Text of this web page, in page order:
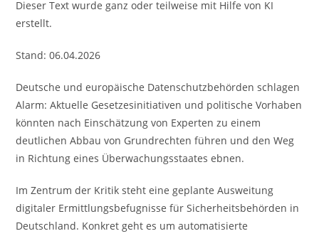
Dieser Text wurde ganz oder teilweise mit Hilfe von KI
erstellt.
Stand: 06.04.2026
Deutsche und europäische Datenschutzbehörden schlagen
Alarm: Aktuelle Gesetzesinitiativen und politische Vorhaben
könnten nach Einschätzung von Experten zu einem
deutlichen Abbau von Grundrechten führen und den Weg
in Richtung eines Überwachungsstaates ebnen.
Im Zentrum der Kritik steht eine geplante Ausweitung
digitaler Ermittlungsbefugnisse für Sicherheitsbehörden in
Deutschland. Konkret geht es um automatisierte